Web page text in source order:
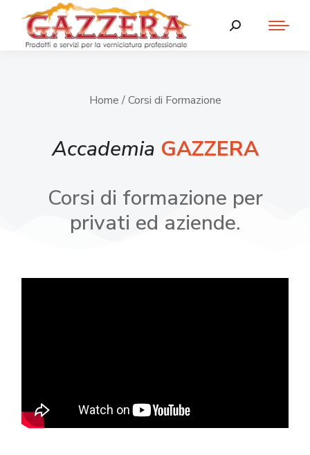
Home / Corsi di Formazione
Accademia GAZZERA
Corsi di formazione per
privati ed aziende.